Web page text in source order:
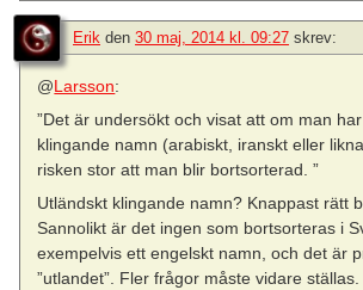
Erik den 30 maj, 2014 kl. 09:27 skrev:
@Larsson:
”Det är undersökt och visat att om man
klingande namn (arabiskt, iranskt eller
risken stor att man blir bortsorterad. ”
Utländskt klingande namn? Knappast rätt
Sannolikt är det ingen som bortsorteras i
exempelvis ett engelskt namn, och det är
”utlandet”. Fler frågor måste vidare